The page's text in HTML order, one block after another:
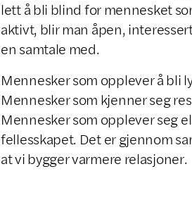
lett å bli blind for mennesket
aktivt, blir man åpen,
en samtale med.
Mennesker som opplever å bli
Mennesker som kjenner seg
Mennesker som opplever seg
fellesskapet. Det er gjennom
at vi bygger varmere relasjoner.